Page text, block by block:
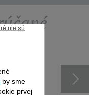
by sme
prvej
nie sú